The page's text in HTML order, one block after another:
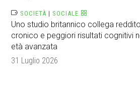
SOCIETÀ | SOCIALE
Uno studio britannico collega
cronico e peggiori risultati cognitivi
età avanzata
31 Luglio 2026